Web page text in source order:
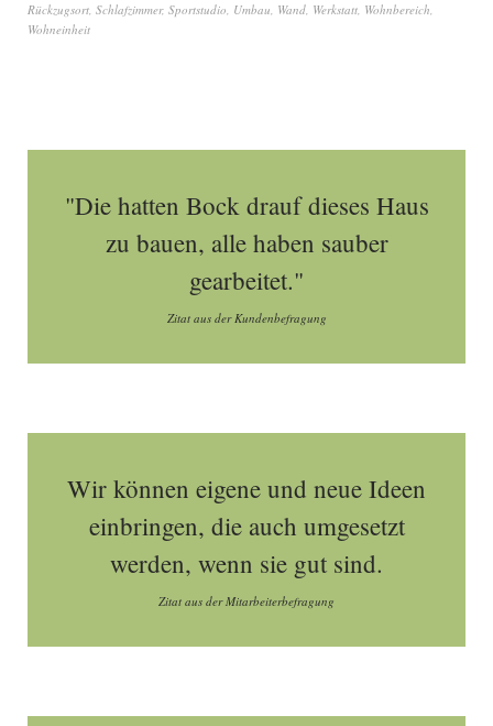
Rückzugsort, Schlafzimmer, Sportstudio, Umbau, Wand, Werkstatt, Wohnbereich,
Wohneinheit
"Die hatten Bock drauf dieses Haus
zu bauen, alle haben sauber
gearbeitet."
Zitat aus der Kundenbefragung
Wir können eigene und neue Ideen
einbringen, die auch umgesetzt
werden, wenn sie gut sind.
Zitat aus der Mitarbeiterbefragung